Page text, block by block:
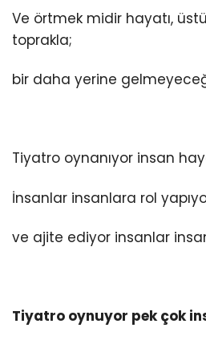
Ve örtmek midir hayatı,
toprakla;
bir daha yerine
Tiyatro oynanıyor insan
İnsanlar insanlara rol
ve ajite ediyor insanlar
Tiyatro oynuyor pek çok